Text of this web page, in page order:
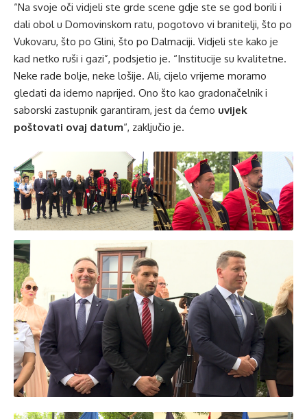
“Na svoje oči vidjeli ste grde scene gdje ste se god borili i
dali obol u Domovinskom ratu, pogotovo vi branitelji, što po
Vukovaru, što po Glini, što po Dalmaciji. Vidjeli ste kako je
kad netko ruši i gazi”, podsjetio je. “Institucije su kvalitetne.
Neke rade bolje, neke lošije. Ali, cijelo vrijeme moramo
gledati da idemo naprijed. Ono što kao gradonačelnik i
saborski zastupnik garantiram, jest da ćemo uvijek
poštovati ovaj datum“, zaključio je.